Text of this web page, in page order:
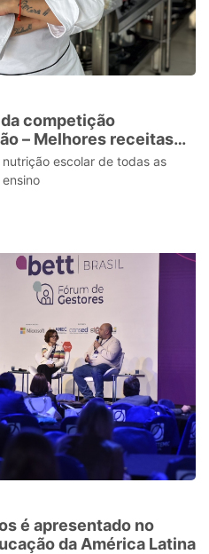
competição
– Melhores receitas
escolar de todas as
é apresentado no
da América Latina